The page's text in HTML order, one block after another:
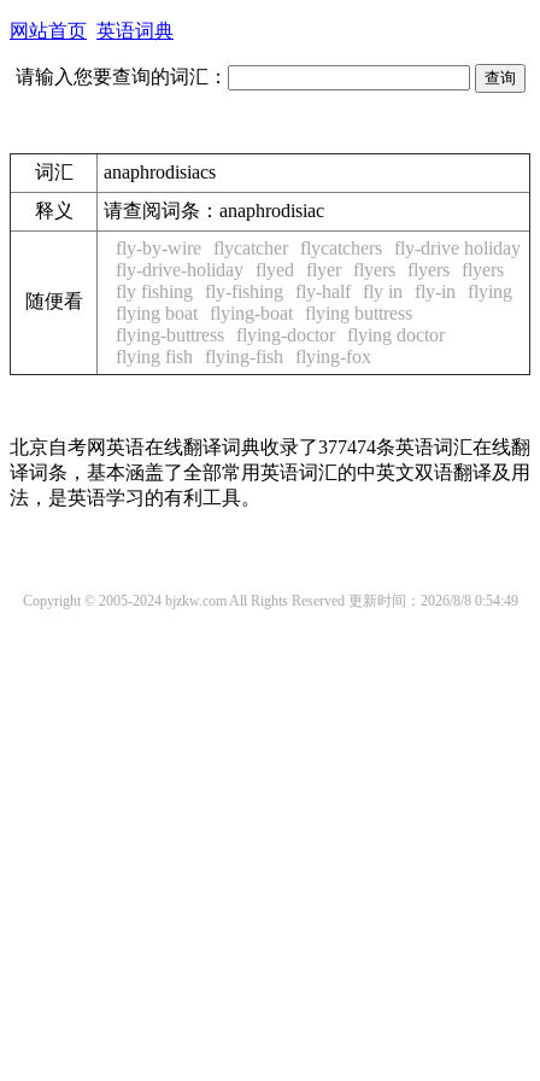
网站首页 英语词典
请输入您要查询的词汇：
词汇
anaphrodisiacs
释义
请查阅词条：anaphrodisiac
随便看
fly-by-wire flycatcher flycatchers
fly-drive holiday
fly-drive-holiday
flyed flyer flyers flyers
flyers
fly fishing
fly-fishing fly-half fly in fly-in
flying
flying boat
flying-boat
flying buttress
flying-buttress
flying-doctor
flying doctor
flying fish
flying-fish flying-fox
北京自考网英语在线翻译词典收录了377474条英语词汇在线翻
译词条，基本涵盖了全部常用英语词汇的中英文双语翻译及用
法，是英语学习的有利工具。
Copyright © 2005-2024 bjzkw.com All Rights Reserved更新时间：2026/8/8 0:54:49